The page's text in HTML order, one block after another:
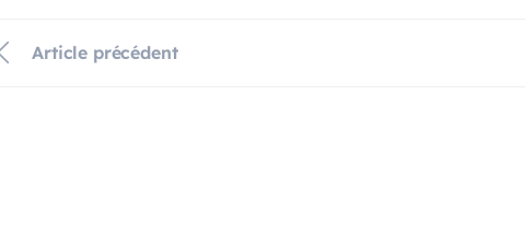
Article précédent